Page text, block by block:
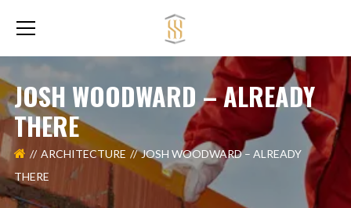
JOSH WOODWARD – ALREADY
THERE
ARCHITECTURE
JOSH WOODWARD – ALREADY
THERE